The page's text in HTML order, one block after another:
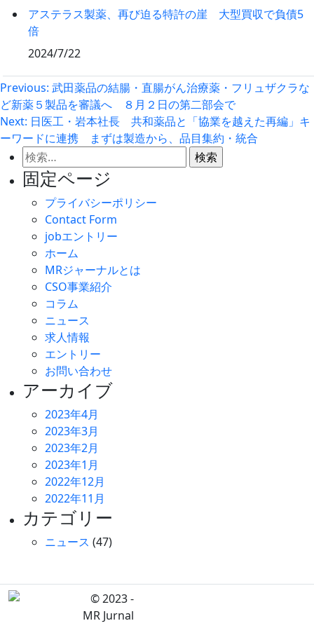
アステラス製薬、再び迫る特許の崖 大型買収で負債5
倍
2024/7/22
投
稿
ナ
ビ
ゲ
Previous: 武田薬品の結腸・直腸がん治療薬・フリュザクラな
ど新薬５製品を審議へ ８月２日の第二部会で
Next: 日医工・岩本社長 共和薬品と「協業を越えた再編」キ
ーワードに連携 まずは製造から、品目集約・統合
検
索:
固定ページ
プライバシーポリシー
Contact Form
jobエントリー
ホーム
MRジャーナルとは
CSO事業紹介
コラム
ニュース
求人情報
エントリー
お問い合わせ
アーカイブ
2023年4月
2023年3月
2023年2月
2023年1月
2022年12月
2022年11月
カテゴリー
ニュース (47)
© 2023 -
MR Jurnal